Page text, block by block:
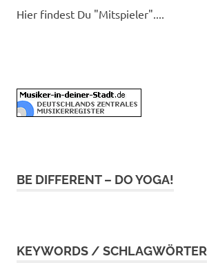
Hier findest Du "Mitspieler"....
BE DIFFERENT – DO YOGA!
KEYWORDS / SCHLAGWÖRTER